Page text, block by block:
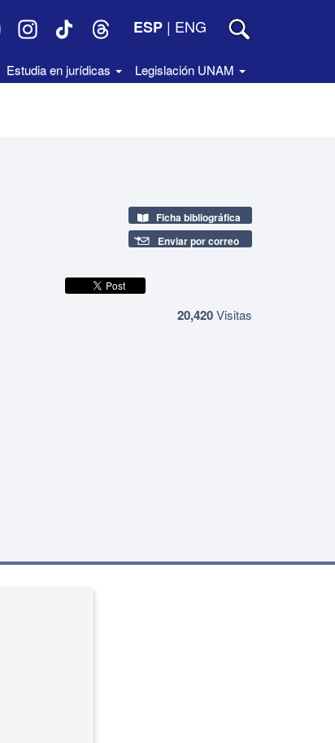
ESP | ENG
Estudia en jurídicas Legislación UNAM
Ficha bibliográfica
Enviar por correo
20,420Visitas